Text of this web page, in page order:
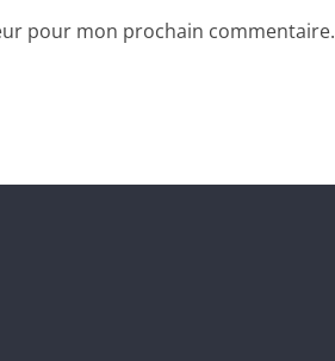
pour mon prochain commentaire.